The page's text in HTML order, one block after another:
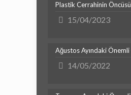
Plastik Cerrahinin
15/04/2023
Ağustos Ayındaki
14/05/2022